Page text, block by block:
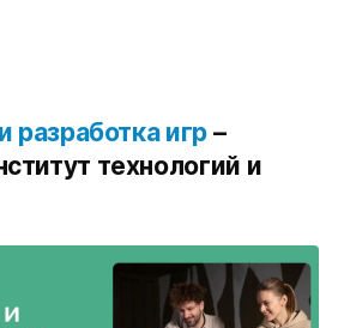
разработка игр–
технологий и